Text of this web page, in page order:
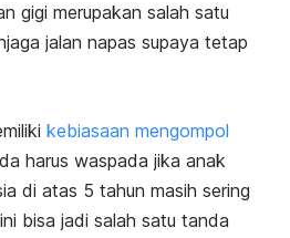
gigi merupakan salah satu
jalan napas supaya tetap
kebiasaan mengompol
harus waspada jika anak
di atas 5 tahun masih sering
bisa jadi salah satu tanda